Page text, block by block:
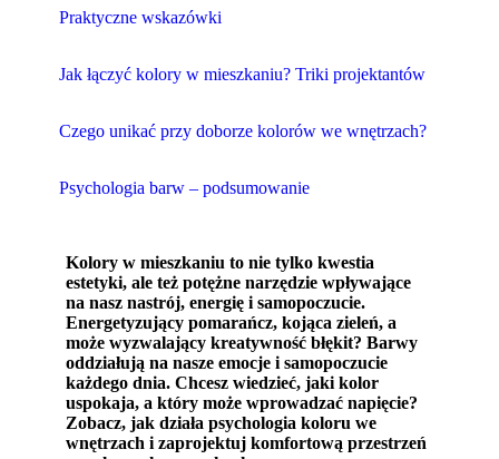
Praktyczne wskazówki
Jak łączyć kolory w mieszkaniu? Triki projektantów
Czego unikać przy doborze kolorów we wnętrzach?
Psychologia barw – podsumowanie
Kolory w mieszkaniu to nie tylko kwestia
estetyki, ale też potężne narzędzie wpływające
na nasz nastrój, energię i samopoczucie.
Energetyzujący pomarańcz, kojąca zieleń, a
może wyzwalający kreatywność błękit? Barwy
oddziałują na nasze emocje i samopoczucie
każdego dnia. Chcesz wiedzieć, jaki kolor
uspokaja, a który może wprowadzać napięcie?
Zobacz, jak działa psychologia koloru we
wnętrzach i zaprojektuj komfortową przestrzeń